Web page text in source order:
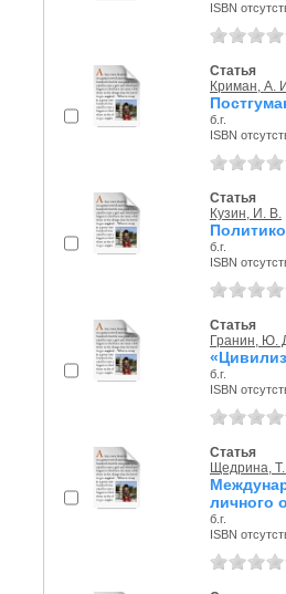
ISBN
Статья
Криман, А.
б.г.
ISBN
Статья
Кузин, И. В.
б.г.
ISBN
Статья
Гранин, Ю.
б.г.
ISBN
Статья
Щедрина, Т.
личного
б.г.
ISBN